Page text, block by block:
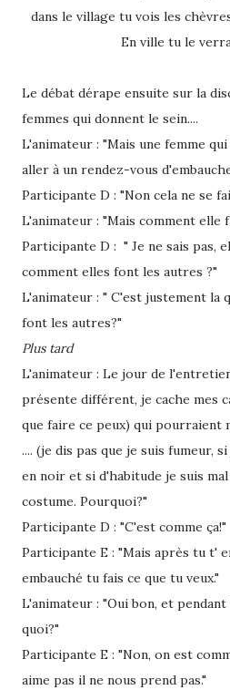
dans le village tu vois les
En ville tu le
Le débat dérape ensuite sur la
femmes qui donnent le sein....
L'animateur : "Mais une femme
aller à un rendez-vous
Participante D : "Non cela ne se
L'animateur : "Mais comment elle
Participante D : " Je ne sais pas,
comment elles font les autres ?"
L'animateur : " C'est justement la
font les autres?"
Plus tard
L'animateur : Le jour de
présente différent, je cache mes
que faire ce peux) qui pourraient
.... (je dis pas que je suis fumeur,
en noir et si d'habitude je suis
costume. Pourquoi?"
Participante D : "C'est comme ça!"
Participante E : "Mais après tu t'
embauché tu fais ce que tu veux."
L'animateur : "Oui bon, et
quoi?"
Participante E : "Non, on est
aime pas il ne nous prend pas."